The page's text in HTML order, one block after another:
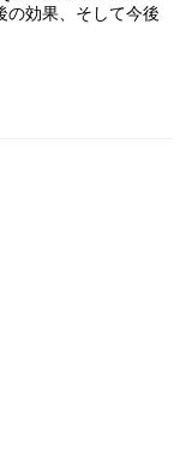
の効果、そして今後